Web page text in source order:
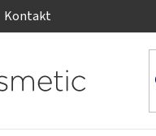
Kontakt